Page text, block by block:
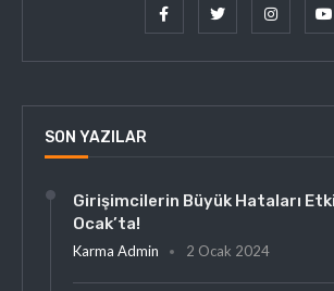
SON YAZILAR
Girişimcilerin Büyük Hataları
Ocak’ta!
Karma Admin 2 Ocak 2024